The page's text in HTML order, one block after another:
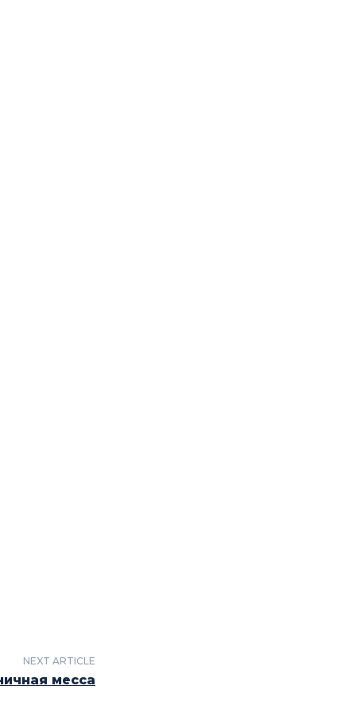
NEXT ARTICLE
месса